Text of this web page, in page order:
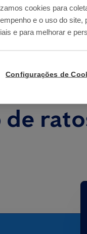
cookies para
e o uso do site,
e para melhorar e
Configurações de